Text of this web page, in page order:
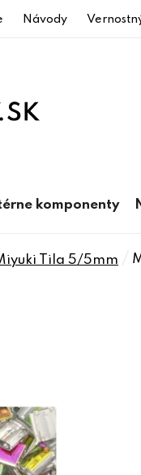
Návody
komponenty
Tila 5/5mm